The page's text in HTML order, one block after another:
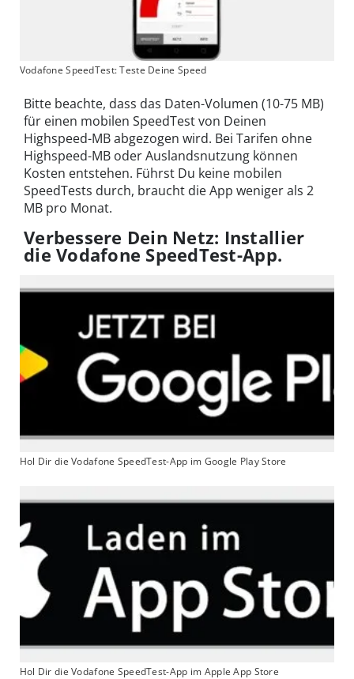
Vodafone SpeedTest: Teste Deine Speed
Bitte beachte, dass das Daten-Volumen (10-75 MB)
für einen mobilen SpeedTest von Deinen
Highspeed-MB abgezogen wird. Bei Tarifen ohne
Highspeed-MB oder Auslandsnutzung können
Kosten entstehen. Führst Du keine mobilen
SpeedTests durch, braucht die App weniger als 2
MB pro Monat.
Verbessere Dein Netz: Installier
die Vodafone SpeedTest-App.
Hol Dir die Vodafone SpeedTest-App im Google Play Store
Hol Dir die Vodafone SpeedTest-App im Apple App Store